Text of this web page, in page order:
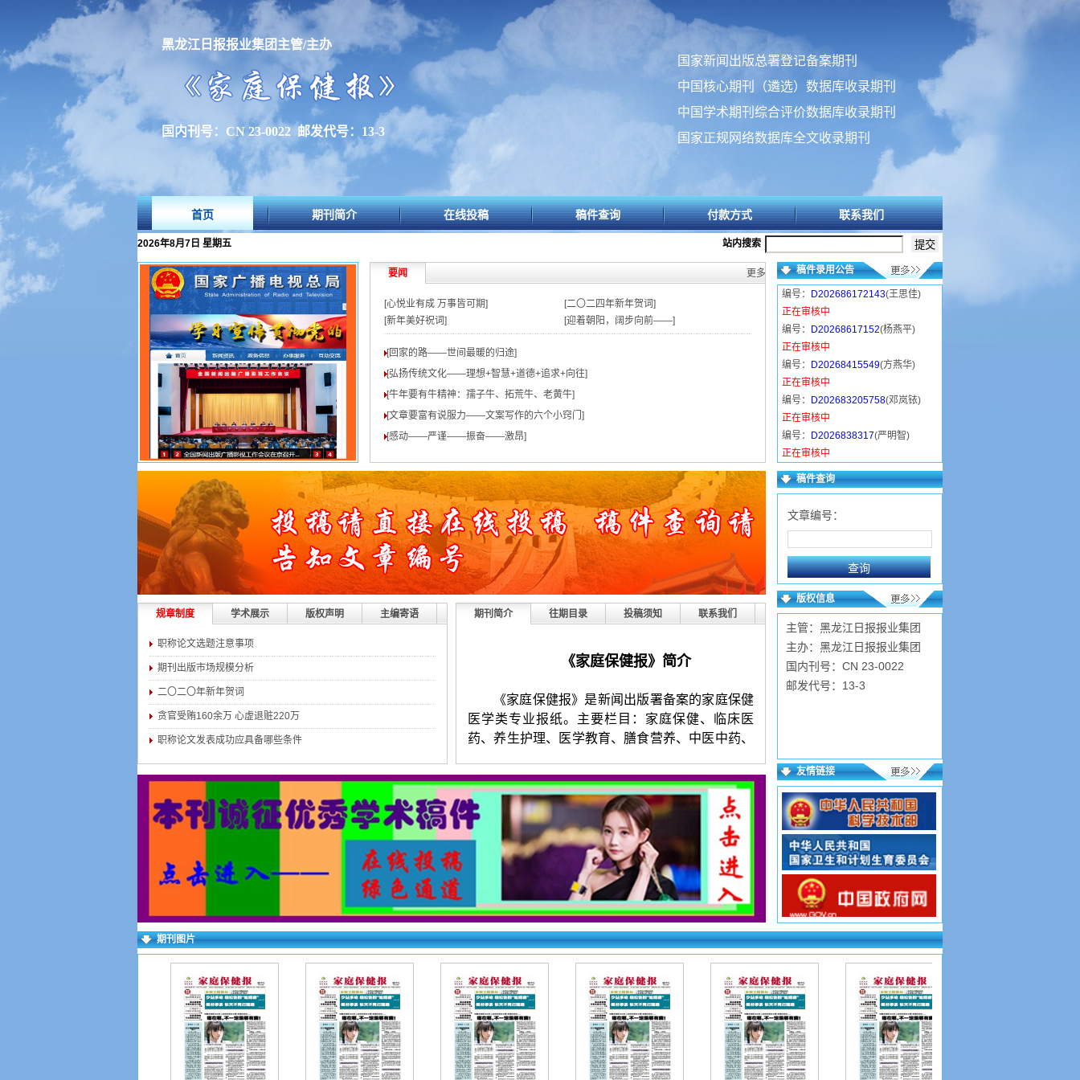
黑龙江日报报业集团主管/主办
国内刊号：CN 23-0022 邮发代号：13-3
国家新闻出版总署登记备案期刊
中国核心期刊（遴选）数据库收录期刊
中国学术期刊综合评价数据库收录期刊
国家正规网络数据库全文收录期刊
首页 期刊简介 在线投稿 稿件查询 付款方式 联系我们
2026年8月7日 星期五 站内搜索
要闻 更多>>
[心悦业有成 万事皆可期]
[二〇二四年新年贺词]
[新年美好祝词]
[迎着朝阳，阔步向前——]
[回家的路——世间最暖的归途]
[弘扬传统文化——理想+智慧+道德+追求+向往]
[牛年要有牛精神：孺子牛、拓荒牛、老黄牛]
[文章要富有说服力——文案写作的六个小窍门 ]
[感动——严谨——振奋——激昂]
稿件录用公告
编号： D202686172143(王思佳)
正在审核中
编号：
D20268617152(杨燕平)
正在审核中
编号：
D20268415549(方燕华)
正在审核中
编号：
D202683205758(邓岚铱)
正在审核中
编号：
D2026838317(严明智)
正在审核中
编号：D20268111543(严玉洁)
正在审核中
已录用
已录用
编号：D2026730103423(孙占先)
已录用
编号：D2026729231458(江成)
已录用
稿件查询
文章编号：
规章制度 学术展示 版权声明 主编寄语
职称论文选题注意事项
期刊出版市场规模分析
二〇二〇年新年贺词
贪官受贿160余万 心虚退赃220万
职称论文发表成功应具备哪些条件
期刊简介 往期目录 投稿须知 联系我们
《家庭保健报》简介
《家庭保健报》是新闻出版署备案的家庭保健
医学类专业报纸。主要栏目：家庭保健、临床医
药、养生护理、医学教育、膳食营养、中医中药、
《家庭保健报》投稿须知：
1.投稿要求：观点新颖，层次清楚，语言简
练。字数以1500-4500字符为宜。署名不超过2人。
第一作者附简介（性别、出生年月、民族、籍贯、
学历、职称、研究方向等）。来稿保证无抄袭，严
禁一稿多投。编辑有权对录用稿件进行适当编删
（不同意者勿投）。
2.投稿方法：网站首页点击“在线投稿”，逐项
填写（作者姓名只填第一作者），上传word格式文
档。投好在右上角查询，看到名字和编号为成功；
字以内）。初审录用稿件，加对接编辑Q时，验证
请填写第一作者姓名（以便查找）。
《家庭保健报》【文章快速发表】投稿网址如
下：
版权信息
主管：黑龙江日报报业集团
主办：黑龙江日报报业集团
国内刊号：CN 23-0022
邮发代号：13-3
友情链接
期刊图片